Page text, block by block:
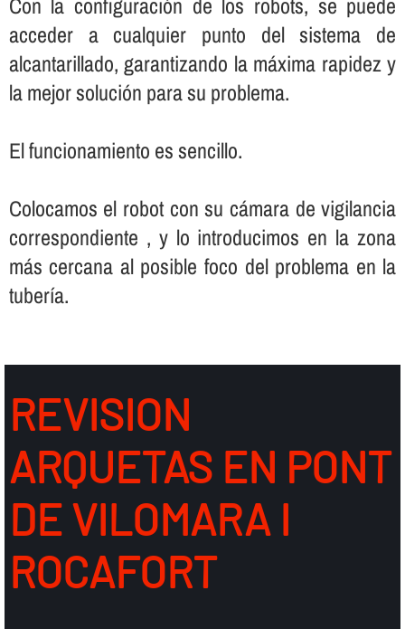
acceder a cualquier punto del sistema de
alcantarillado, garantizando la máxima rapidez y
la mejor solución para su problema.
El funcionamiento es sencillo.
Colocamos el robot con su cámara de vigilancia
correspondiente , y lo introducimos en la zona
más cercana al posible foco del problema en la
tuberí­a.
REVISION
ARQUETAS EN PONT
DE VILOMARA I
ROCAFORT